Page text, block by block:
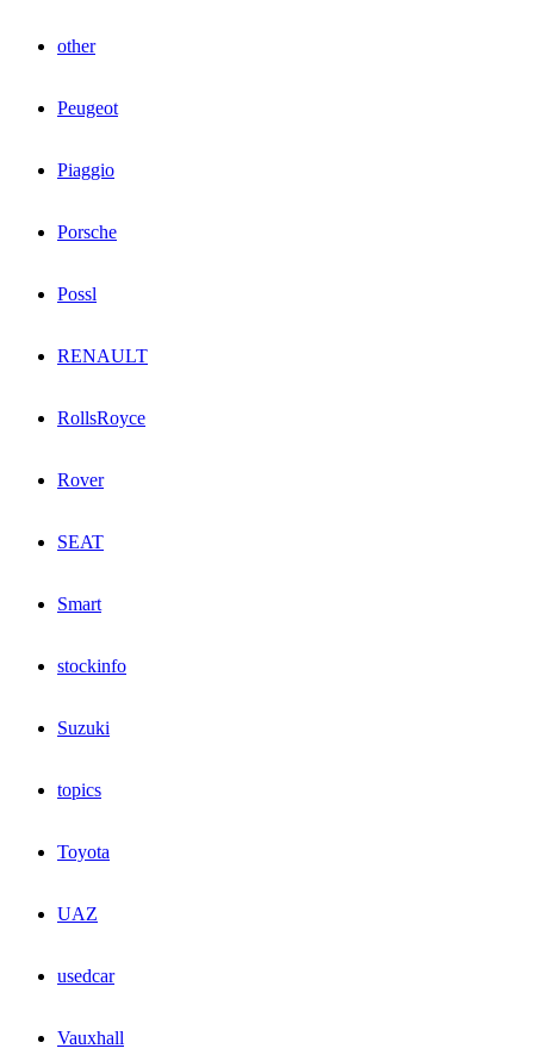
other
Peugeot
Piaggio
Porsche
Possl
RENAULT
RollsRoyce
Rover
SEAT
Smart
stockinfo
Suzuki
topics
Toyota
UAZ
usedcar
Vauxhall